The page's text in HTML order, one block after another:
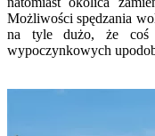
Możliwości spędzania
na tyle dużo, że coś
wypoczynkowych